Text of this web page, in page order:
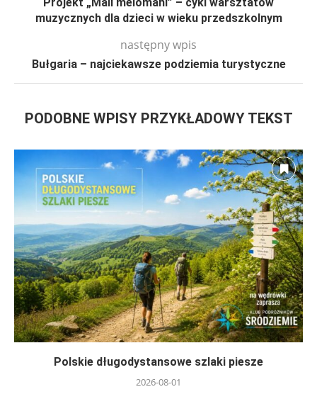
muzycznych dla dzieci w wieku przedszkolnym
następny wpis
Bułgaria – najciekawsze podziemia turystyczne
PODOBNE WPISY PRZYKŁADOWY TEKST
Polskie długodystansowe szlaki piesze
2026-08-01